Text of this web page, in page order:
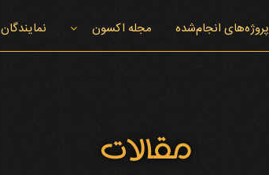
پروژه‌های انجام‌شده
مجله اکسون
اخبار اکسون
نمایندگان
مقالات